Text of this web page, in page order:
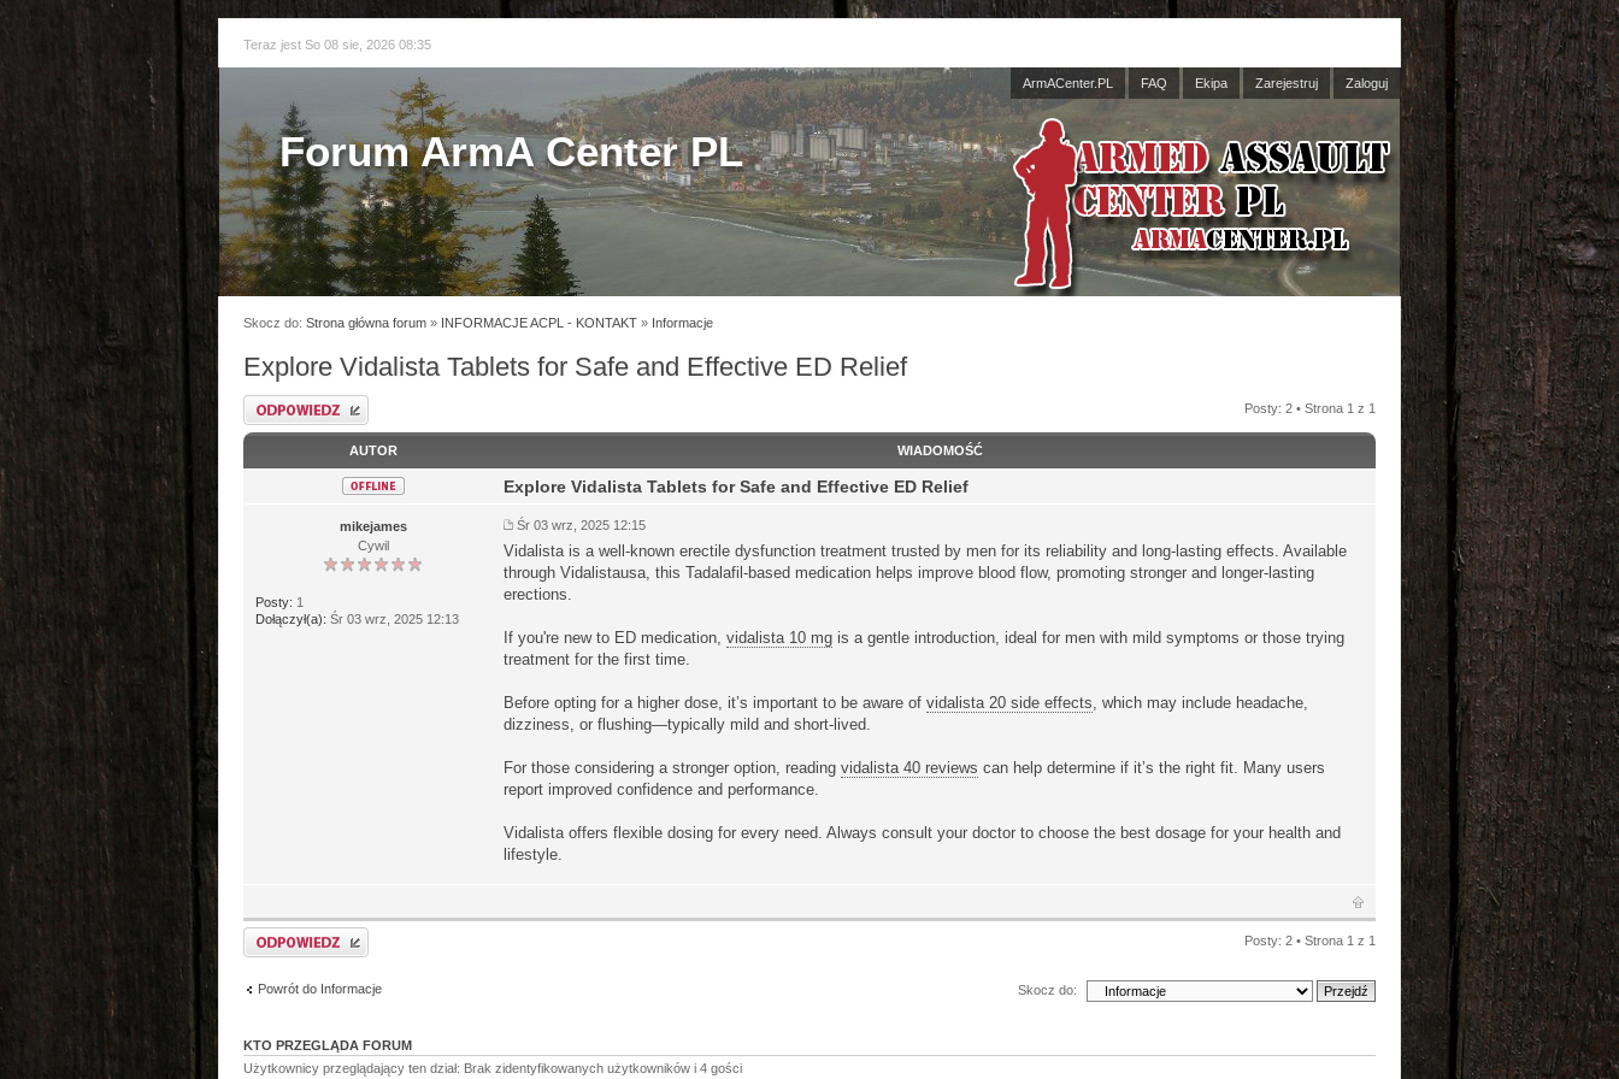
Teraz jest So 08 sie, 2026 08:35
ArmACenter.PL FAQ Ekipa Zarejestruj Zaloguj
Forum ArmA Center PL
Skocz do: Strona główna forum » INFORMACJE ACPL - KONTAKT » Informacje
Explore Vidalista Tablets for Safe and Effective ED Relief
Odpowiedz Posty: 2 • Strona 1 z 1
AUTOR WIADOMOŚĆ
mikejames
Cywil
Posty: 1
Dołączył(a): Śr 03 wrz, 2025 12:13
Explore Vidalista Tablets for Safe and Effective ED Relief
Śr 03 wrz, 2025 12:15
Vidalista is a well-known erectile dysfunction treatment trusted by men for its reliability and long-lasting effects. Available
through Vidalistausa, this Tadalafil-based medication helps improve blood flow, promoting stronger and longer-lasting
erections.
If you're new to ED medication,vidalista 10 mg is a gentle introduction, ideal for men with mild symptoms or those trying
treatment for the first time.
Before opting for a higher dose, it’s important to be aware ofvidalista 20 side effects , which may include headache,
dizziness, or flushing—typically mild and short-lived.
For those considering a stronger option, readingvidalista 40 reviews can help determine if it’s the right fit. Many users
report improved confidence and performance.
Vidalista offers flexible dosing for every need. Always consult your doctor to choose the best dosage for your health and
lifestyle.
Odpowiedz
Posty: 2 • Strona 1 z 1
Powrót do Informacje Skocz do:
KTO PRZEGLĄDA FORUM
Użytkownicy przeglądający ten dział: Brak zidentyfikowanych użytkowników i 4 gości